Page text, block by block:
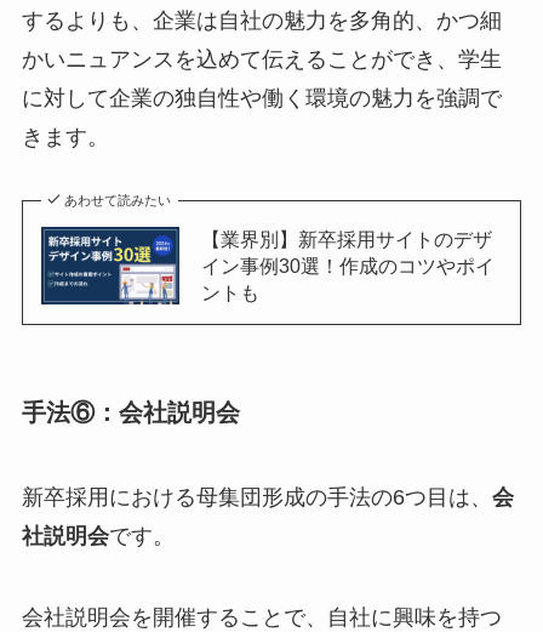
するよりも、企業は自社の魅力を多角的、かつ細
かいニュアンスを込めて伝えることができ、学生
に対して企業の独自性や働く環境の魅力を強調で
きます。
あわせて読みたい
【業界別】新卒採用サイトのデザ
イン事例30選！作成のコツやポイ
ントも
手法⑥：会社説明会
新卒採用における母集団形成の手法の6つ目は、 会
社説明会です。
会社説明会を開催することで、自社に興味を持つ